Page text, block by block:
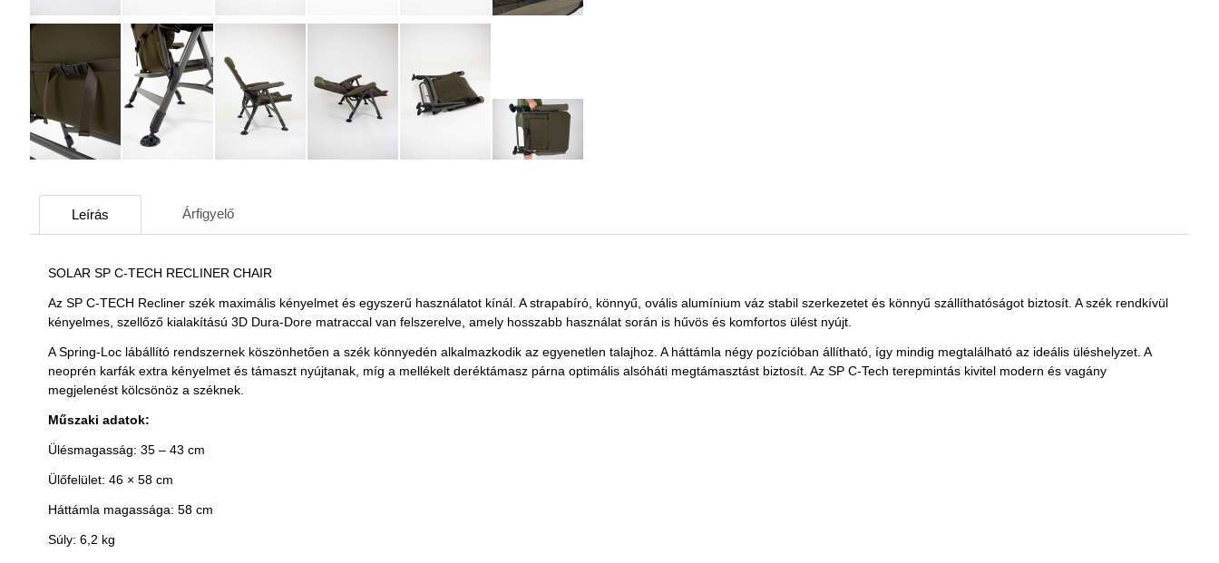
Leírás Árfigyelő
SOLAR SP C-TECH RECLINER CHAIR
Az SP C-TECH Recliner szék maximális kényelmet és egyszerű használatot kínál. A strapabíró, könnyű, ovális alumínium váz stabil szerkezetet és könnyű szállíthatóságot biztosít. A szék rendkívül
kényelmes, szellőző kialakítású 3D Dura-Dore matraccal van felszerelve, amely hosszabb használat során is hűvös és komfortos ülést nyújt.
A Spring-Loc lábállító rendszernek köszönhetően a szék könnyedén alkalmazkodik az egyenetlen talajhoz. A háttámla négy pozícióban állítható, így mindig megtalálható az ideális üléshelyzet. A
neoprén karfák extra kényelmet és támaszt nyújtanak, míg a mellékelt deréktámasz párna optimális alsóháti megtámasztást biztosít. Az SP C-Tech terepmintás kivitel modern és vagány
megjelenést kölcsönöz a széknek.
Műszaki adatok:
Ülésmagasság: 35 – 43 cm
Ülőfelület: 46 × 58 cm
Háttámla magassága: 58 cm
Súly: 6,2 kg